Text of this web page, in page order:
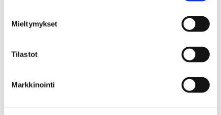
Mieltymykset
Tilastot
Markkinointi
Sähköinen asiointi ja lomakkeet
Vammaispalvelut